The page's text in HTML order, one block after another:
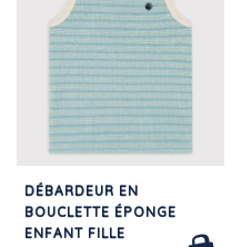
DÉBARDEUR EN
BOUCLETTE ÉPONGE
ENFANT FILLE